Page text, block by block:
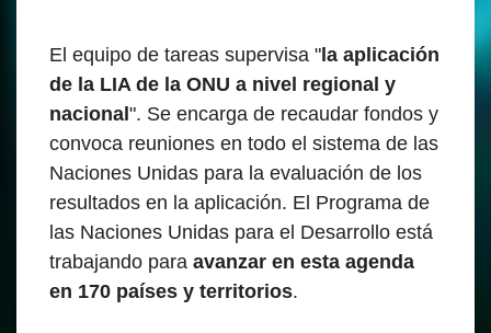
El equipo de tareas supervisa " la aplicación
de la LIA de la ONU a nivel regional y
nacional ". Se encarga de recaudar fondos y
convoca reuniones en todo el sistema de las
Naciones Unidas para la evaluación de los
resultados en la aplicación. El Programa de
las Naciones Unidas para el Desarrollo está
trabajando para avanzar en esta agenda
en 170 países y territorios.